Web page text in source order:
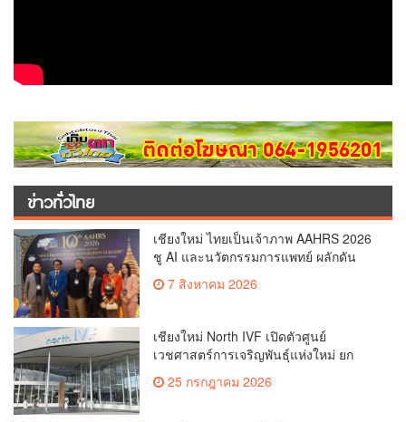
ข่าวทั่วไทย
เชียงใหม่ ไทยเป็นเจ้าภาพ AAHRS 2026
ชู AI และนวัตกรรมการแพทย์ ผลักดัน
Medical Hub และศูนย์กลางปลูกผมแห่ง
เอเชีย(คลิป)
7 สิงหาคม 2026
เชียงใหม่ North IVF เปิดตัวศูนย์
เวชศาสตร์การเจริญพันธุ์แห่งใหม่ ยก
บุตรยากของภูมิภาค(คลิป)
25 กรกฎาคม 2026